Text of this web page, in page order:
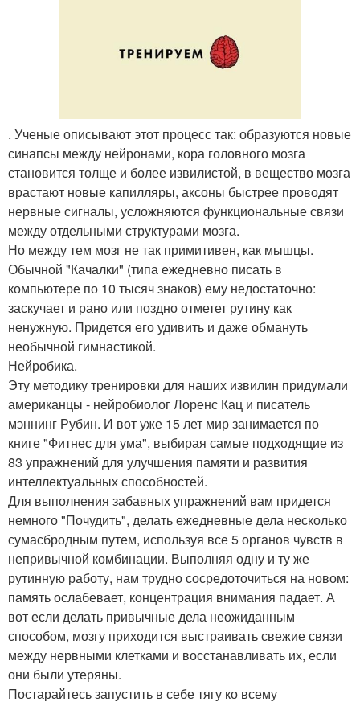
. Ученые описывают этот процесс так: образуются новые
синапсы между нейронами, кора головного мозга
становится толще и более извилистой, в вещество мозга
врастают новые капилляры, аксоны быстрее проводят
нервные сигналы, усложняются функциональные связи
между отдельными структурами мозга.
Но между тем мозг не так примитивен, как мышцы.
Обычной "Качалки" (типа ежедневно писать в
компьютере по 10 тысяч знаков) ему недостаточно:
заскучает и рано или поздно отметет рутину как
ненужную. Придется его удивить и даже обмануть
необычной гимнастикой.
Нейробика.
Эту методику тренировки для наших извилин придумали
американцы - нейробиолог Лоренс Кац и писатель
мэннинг Рубин. И вот уже 15 лет мир занимается по
книге "Фитнес для ума", выбирая самые подходящие из
83 упражнений для улучшения памяти и развития
интеллектуальных способностей.
Для выполнения забавных упражнений вам придется
немного "Почудить", делать ежедневные дела несколько
сумасбродным путем, используя все 5 органов чувств в
непривычной комбинации. Выполняя одну и ту же
рутинную работу, нам трудно сосредоточиться на новом:
память ослабевает, концентрация внимания падает. А
вот если делать привычные дела неожиданным
способом, мозгу приходится выстраивать свежие связи
между нервными клетками и восстанавливать их, если
они были утеряны.
Постарайтесь запустить в себе тягу ко всему